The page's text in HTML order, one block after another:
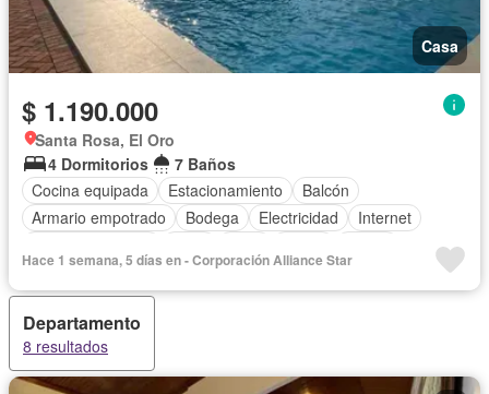
Casa
$ 1.190.000
Santa Rosa, El Oro
4 Dormitorios
7 Baños
Cocina equipada
Estacionamiento
Balcón
Armario empotrado
Bodega Electricidad
Internet
Piscina
Aire acondicionado Alarma
Calefacción
Cocina integral
Cuarto de servicio
Terraza
Área para niños
Acceso para personas con discapacidad
Garita de guardianía
Seguridad
Wifi
Hace 1 semana, 5 días en - Corporación Alliance Star
Departamento
8 resultados